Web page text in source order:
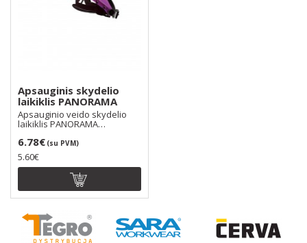
Apsauginis skydelio
laikiklis PANORAMA
Apsauginio veido skydelio
laikiklis PANORAMA
6.78€ (su PVM)
5.60€